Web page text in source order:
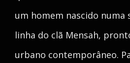
um homem nascido numa
linha do clã Mensah,
urbano contemporâneo.